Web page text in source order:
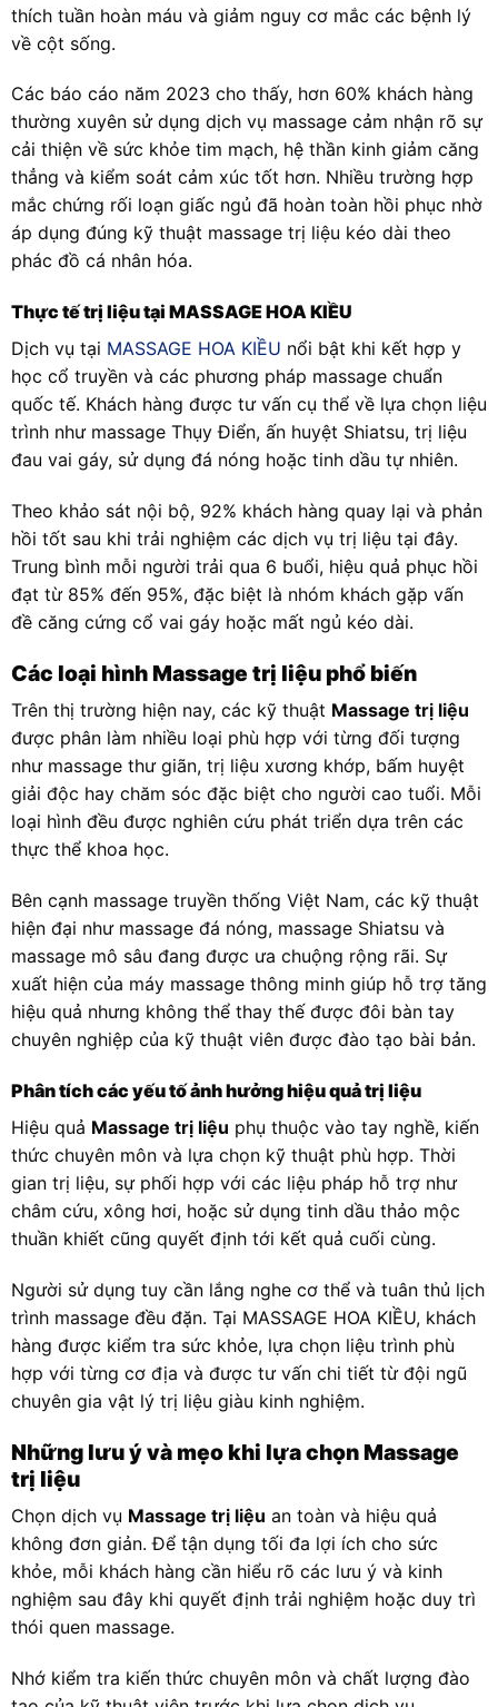
thích tuần hoàn máu và giảm nguy cơ mắc các bệnh lý
về cột sống.
Các báo cáo năm 2023 cho thấy, hơn 60% khách hàng
thường xuyên sử dụng dịch vụ massage cảm nhận rõ sự
cải thiện về sức khỏe tim mạch, hệ thần kinh giảm căng
thẳng và kiểm soát cảm xúc tốt hơn. Nhiều trường hợp
mắc chứng rối loạn giấc ngủ đã hoàn toàn hồi phục nhờ
áp dụng đúng kỹ thuật massage trị liệu kéo dài theo
phác đồ cá nhân hóa.
Thực tế trị liệu tại MASSAGE HOA KIỀU
Dịch vụ tại MASSAGE HOA KIỀU nổi bật khi kết hợp y
học cổ truyền và các phương pháp massage chuẩn
quốc tế. Khách hàng được tư vấn cụ thể về lựa chọn liệu
trình như massage Thụy Điển, ấn huyệt Shiatsu, trị liệu
đau vai gáy, sử dụng đá nóng hoặc tinh dầu tự nhiên.
Theo khảo sát nội bộ, 92% khách hàng quay lại và phản
hồi tốt sau khi trải nghiệm các dịch vụ trị liệu tại đây.
Trung bình mỗi người trải qua 6 buổi, hiệu quả phục hồi
đạt từ 85% đến 95%, đặc biệt là nhóm khách gặp vấn
đề căng cứng cổ vai gáy hoặc mất ngủ kéo dài.
Các loại hình Massage trị liệu phổ biến
Trên thị trường hiện nay, các kỹ thuật Massage trị liệu
được phân làm nhiều loại phù hợp với từng đối tượng
như massage thư giãn, trị liệu xương khớp, bấm huyệt
giải độc hay chăm sóc đặc biệt cho người cao tuổi. Mỗi
loại hình đều được nghiên cứu phát triển dựa trên các
thực thể khoa học.
Bên cạnh massage truyền thống Việt Nam, các kỹ thuật
hiện đại như massage đá nóng, massage Shiatsu và
massage mô sâu đang được ưa chuộng rộng rãi. Sự
xuất hiện của máy massage thông minh giúp hỗ trợ tăng
hiệu quả nhưng không thể thay thế được đôi bàn tay
chuyên nghiệp của kỹ thuật viên được đào tạo bài bản.
Phân tích các yếu tố ảnh hưởng hiệu quả trị liệu
Hiệu quả Massage trị liệu phụ thuộc vào tay nghề, kiến
thức chuyên môn và lựa chọn kỹ thuật phù hợp. Thời
gian trị liệu, sự phối hợp với các liệu pháp hỗ trợ như
châm cứu, xông hơi, hoặc sử dụng tinh dầu thảo mộc
thuần khiết cũng quyết định tới kết quả cuối cùng.
Người sử dụng tuy cần lắng nghe cơ thể và tuân thủ lịch
trình massage đều đặn. Tại MASSAGE HOA KIỀU, khách
hàng được kiểm tra sức khỏe, lựa chọn liệu trình phù
hợp với từng cơ địa và được tư vấn chi tiết từ đội ngũ
chuyên gia vật lý trị liệu giàu kinh nghiệm.
Những lưu ý và mẹo khi lựa chọn Massage
trị liệu
Chọn dịch vụ Massage trị liệu an toàn và hiệu quả
không đơn giản. Để tận dụng tối đa lợi ích cho sức
khỏe, mỗi khách hàng cần hiểu rõ các lưu ý và kinh
nghiệm sau đây khi quyết định trải nghiệm hoặc duy trì
thói quen massage.
Nhớ kiểm tra kiến thức chuyên môn và chất lượng đào